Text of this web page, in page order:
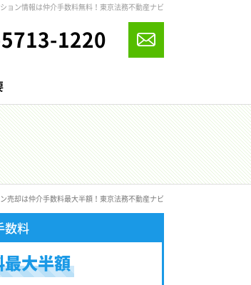
ョン情報は仲介手数料無料！東京法務不動産ナビ
1220
売却は仲介手数料最大半額！東京法務不動産ナビ
数料
大半額